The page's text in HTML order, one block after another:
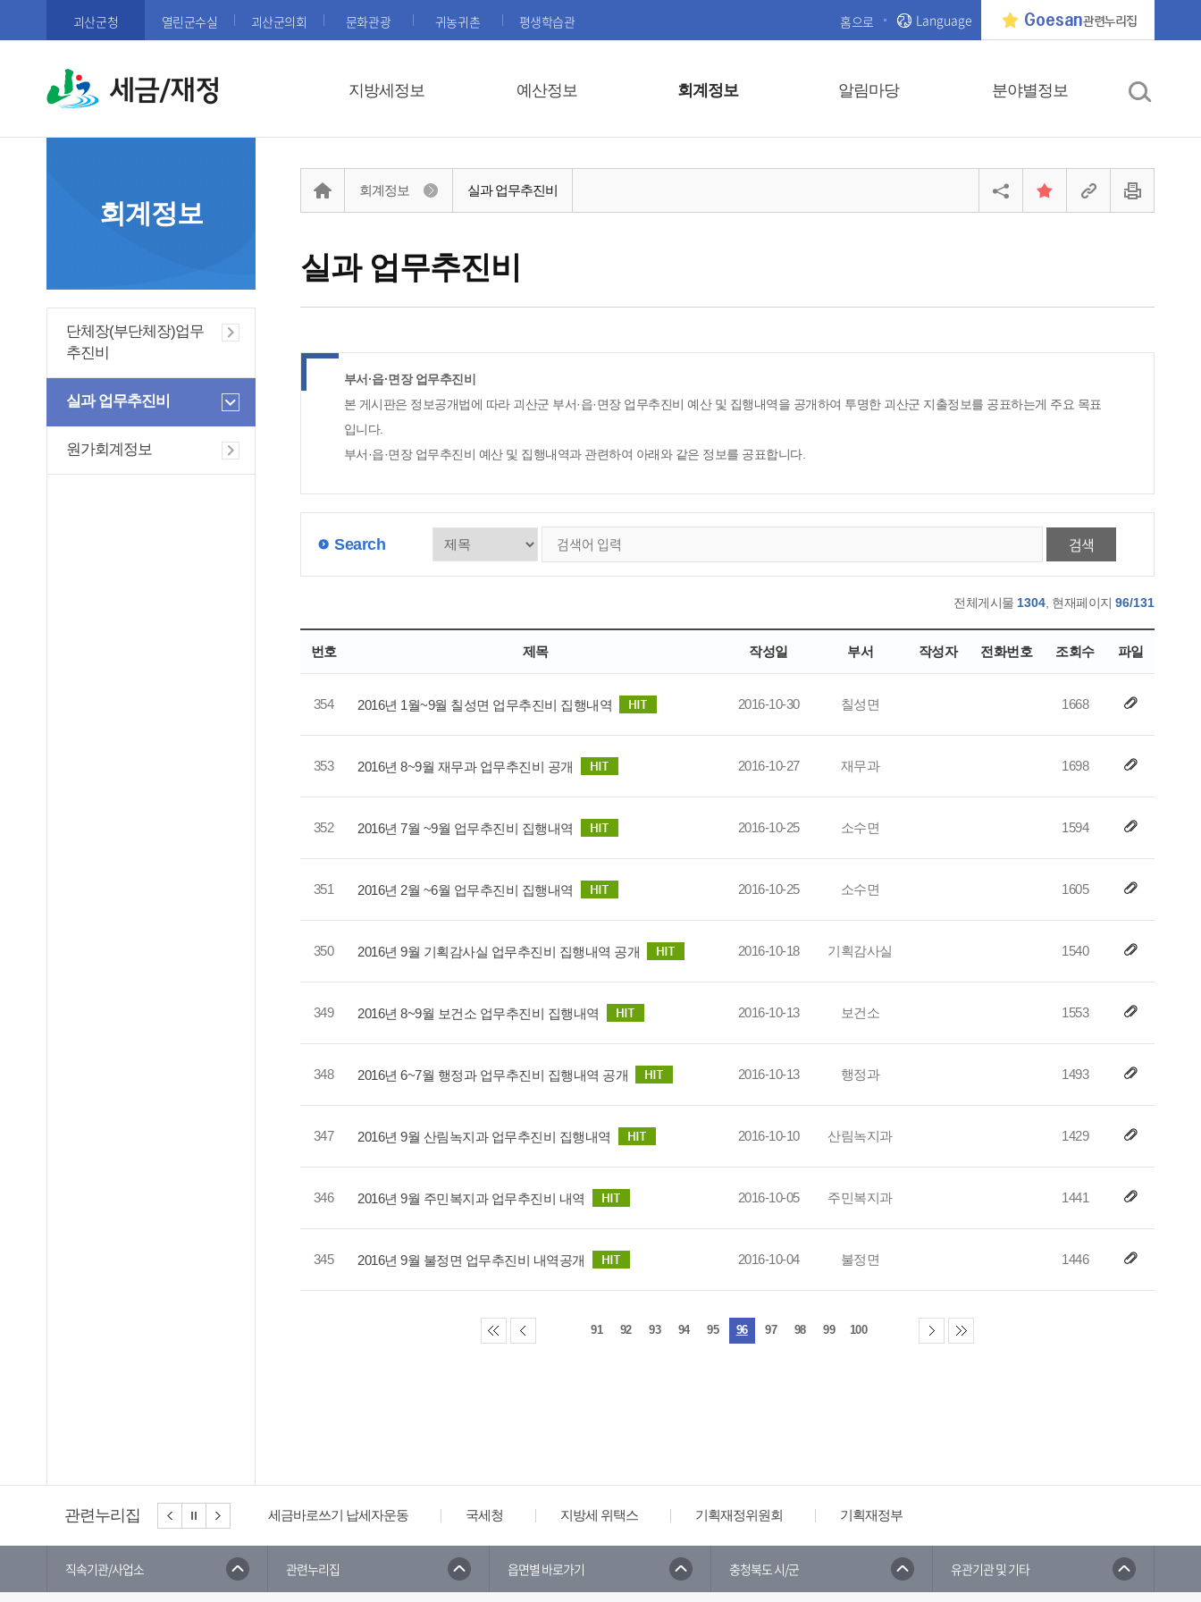
괴산군청 열린군수실 괴산군의회 문화관광 귀농귀촌 평생학습관 홈으로 Language Goesan관련누리집
세금/재정 지방세정보 예산정보 회계정보 알림마당 분야별정보
회계정보
단체장(부단체장)업무
추진비
실과 업무추진비
원가회계정보
실과 업무추진비
회계정보 실과 업무추진비
부서·읍·면장 업무추진비
본 게시판은 정보공개법에 따라 괴산군 부서·읍·면장 업무추진비 예산 및 집행내역을 공개하여 투명한 괴산군 지출정보를 공표하는게 주요 목표
입니다.
부서·읍·면장 업무추진비 예산 및 집행내역과 관련하여 아래와 같은 정보를 공표합니다.
Search 검색
전체게시물 1304 , 현재페이지 96/131
번호 제목 작성일 부서 작성자 전화번호 조회수 파일
354 2016년 1월~9월 칠성면 업무추진비 집행내역 2016-10-30 칠성면 1668
353 2016년 8~9월 재무과 업무추진비 공개 2016-10-27 재무과 1698
352 2016년 7월 ~9월 업무추진비 집행내역 2016-10-25 소수면 1594
351 2016년 2월 ~6월 업무추진비 집행내역 2016-10-25 소수면 1605
350 2016년 9월 기획감사실 업무추진비 집행내역 공개 2016-10-18 기획감사실 1540
349 2016년 8~9월 보건소 업무추진비 집행내역 2016-10-13 보건소 1553
348 2016년 6~7월 행정과 업무추진비 집행내역 공개 2016-10-13 행정과 1493
347 2016년 9월 산림녹지과 업무추진비 집행내역 2016-10-10 산림녹지과 1429
346 2016년 9월 주민복지과 업무추진비 내역 2016-10-05 주민복지과 1441
345 2016년 9월 불정면 업무추진비 내역공개 2016-10-04 불정면 1446
91 92 93 94 95 96 97 98 99 100
관련누리집 세금바로쓰기 납세자운동 국세청 지방세 위택스 기획재정위원회 기획재정부
직속기관/사업소 관련누리집 읍면별 바로가기 충청북도 시/군 유관기관 및 기타